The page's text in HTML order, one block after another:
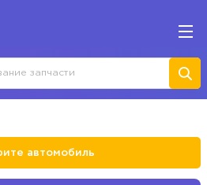
автомобиль